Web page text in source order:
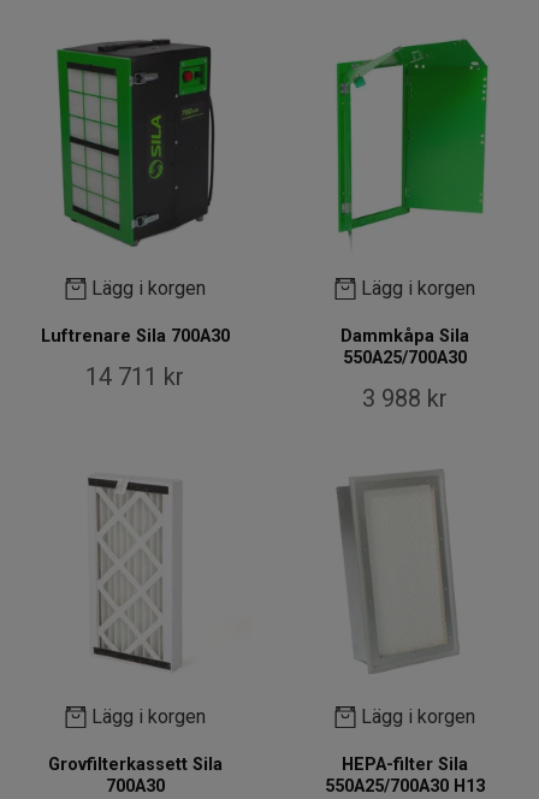
Lägg i korgen
Luftrenare Sila 700A30
14 711 kr
Lägg i korgen
Dammkåpa Sila
550A25/700A30
3 988 kr
Lägg i korgen
Grovfilterkassett Sila
700A30
Lägg i korgen
HEPA-filter Sila
550A25/700A30 H13